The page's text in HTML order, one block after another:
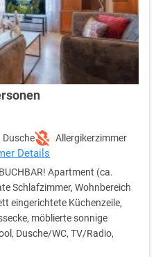
pro Reinigung 70,- €
Dusche
Allergikerzimmer
Details
Apartment (ca.
Schlafzimmer, Wohnbereich
eingerichtete Küchenzeile,
möblierte sonnige
Dusche/WC, TV/Radio,
des Wellness- & SPA-